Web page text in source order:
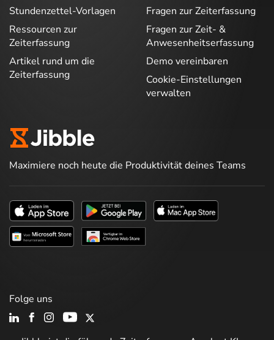
Stundenzettel-Vorlagen
Ressourcen zur
Zeiterfassung
Artikel rund um die
Zeiterfassung
Fragen zur Zeiterfassung
Fragen zur Zeit- &
Anwesenheitserfassung
Demo vereinbaren
Cookie-Einstellungen
verwalten
Maximiere noch heute die Produktivität deines Teams
Folge uns